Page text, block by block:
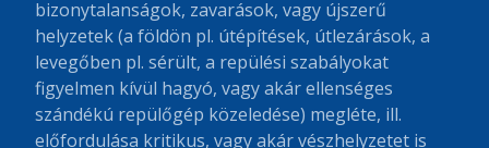
bizonytalanságok, zavarások, vagy újszerű
helyzetek (a földön pl. útépítések, útlezárások, a
levegőben pl. sérült, a repülési szabályokat
figyelmen kívül hagyó, vagy akár ellenséges
szándékú repülőgép közeledése) megléte, ill.
előfordulása kritikus, vagy akár vészhelyzetet is